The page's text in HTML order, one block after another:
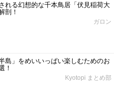
れる幻想的な千本鳥居「伏見稲荷大
剖！
ガロン
島」をめいいっぱい楽しむためのお
！
Kyotopi まとめ部